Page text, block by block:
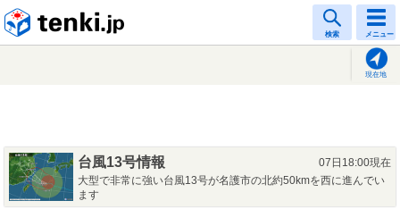
検索 メニュー
現在地
台風13号情報
07日18:00現在
大型で非常に強い台風13号が名護市の北約50kmを西に進んでい
ます